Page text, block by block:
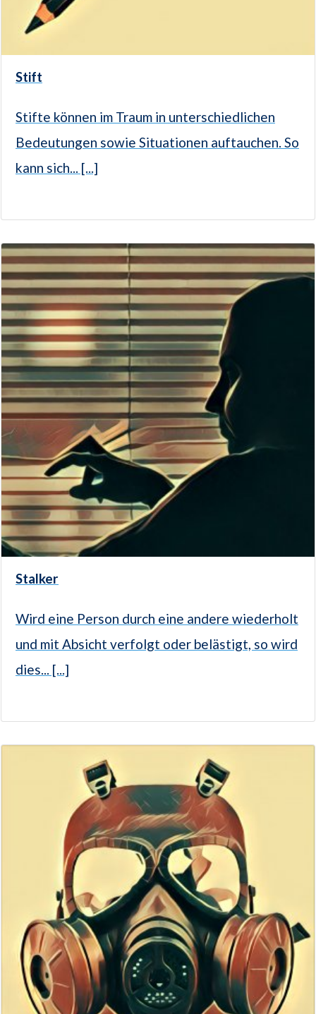
Stift
Stifte können im Traum in unterschiedlichen
Bedeutungen sowie Situationen auftauchen. So
kann sich... [...]
Stalker
Wird eine Person durch eine andere wiederholt
und mit Absicht verfolgt oder belästigt, so wird
dies... [...]